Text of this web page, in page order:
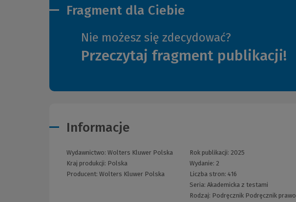
Fragment dla Ciebie
Nie możesz się zdecydować?
Przeczytaj fragment publikacji!
Informacje
Wydawnictwo: Wolters Kluwer Polska
Kraj produkcji: Polska
Producent: Wolters Kluwer Polska
Rok publikacji: 2025
Wydanie: 2
Liczba stron:416
Seria:Akademicka z testami
Rodzaj: Podręcznik Podręcznik prawo